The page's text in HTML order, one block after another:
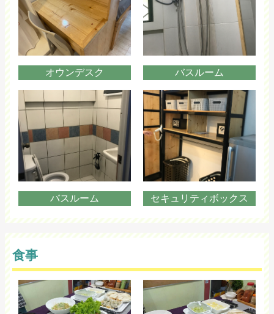
オウンデスク バスルーム
バスルーム セキュリティボックス
食事